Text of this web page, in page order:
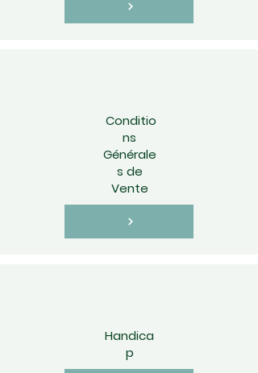
Conditio
ns
Générale
s de
Vente
Handica
p